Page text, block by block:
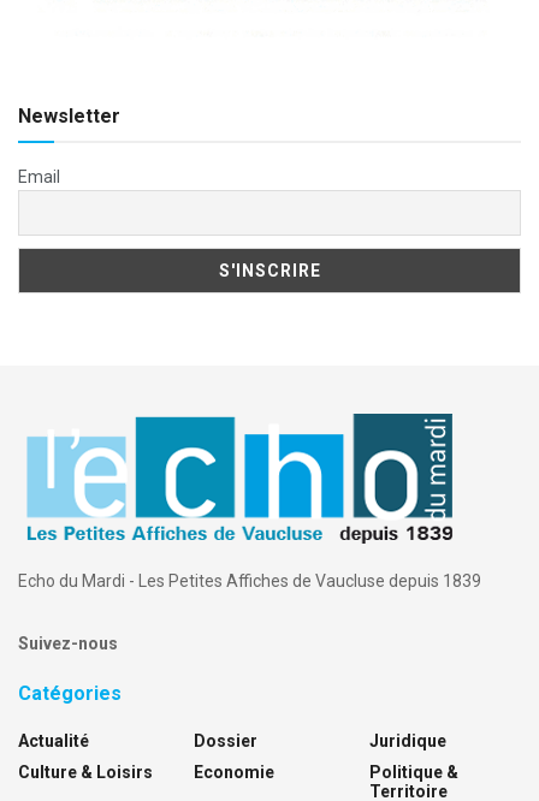
Newsletter
Email
Echo du Mardi - Les Petites Affiches de Vaucluse depuis 1839
Suivez-nous
Catégories
Actualité
Culture & Loisirs
Dossier
Economie
Juridique
Politique &
Territoire